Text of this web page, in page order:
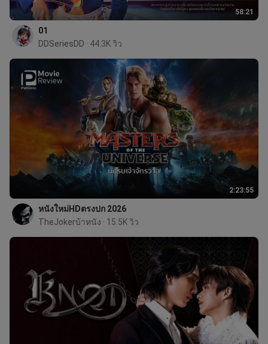
58:21
01
DDSeriesDD · 44.3K วิว
2:23:55
หนังใหม่HDตรงปก 2026
TheJokerบ้าหนัง · 15.5K วิว